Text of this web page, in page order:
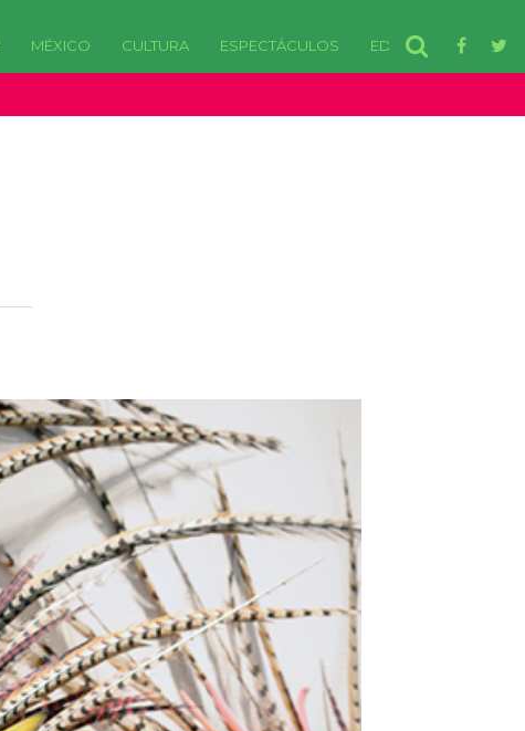
MÉXICO CULTURA ESPECTÁCULOS EDOMEX